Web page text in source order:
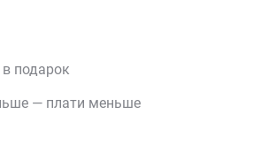
подарок
— плати меньше